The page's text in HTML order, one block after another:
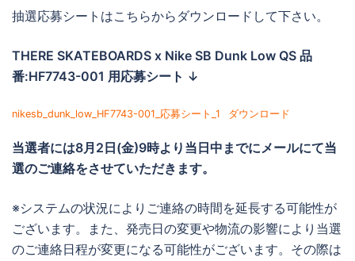
抽選応募シートはこちらからダウンロードして下さい。
THERE SKATEBOARDS x Nike SB Dunk Low QS 品
番:HF7743-001 用応募シート ↓
nikesb_dunk_low_HF7743-001_応募シート_1 ダウンロード
当選者には8月2日(金)9時より当日中までにメールにて当
選のご連絡をさせていただきます。
※システムの状況によりご連絡の時間を延長する可能性が
ございます。また、発売日の変更や物流の影響により当選
のご連絡日程が変更になる可能性がございます。その際は